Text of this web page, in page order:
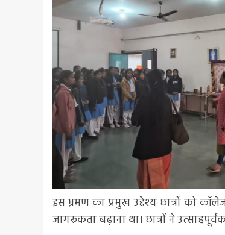
इस भ्रमण का प्रमुख उद्देश्य छात्रों को
जागरूकता बढ़ाना था। छात्रों ने